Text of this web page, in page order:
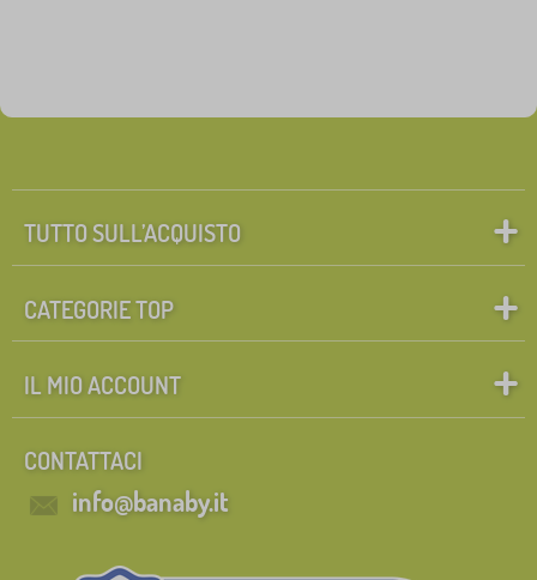
TUTTO SULL’ACQUISTO
CATEGORIE TOP
IL MIO ACCOUNT
CONTATTACI
info@banaby.it